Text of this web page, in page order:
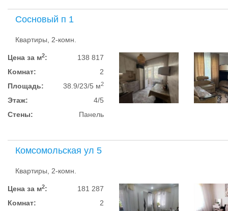
Сосновый п 1
Квартиры, 2-комн.
Цена за м2:
138 817
Комнат:
2
Площадь:
38.9/23/5 м2
Этаж:
4/5
Стены:
Панель
Комсомольская ул 5
Квартиры, 2-комн.
Цена за м2:
181 287
Комнат:
2